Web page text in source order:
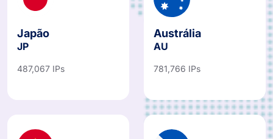
Japão
JP
487,067 IPs
Austrália
AU
781,766 IPs